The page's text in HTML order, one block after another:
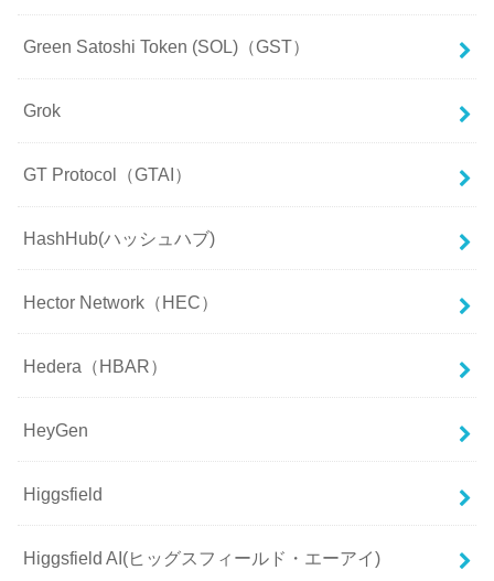
Green Satoshi Token (SOL)（GST）
Grok
GT Protocol（GTAI）
HashHub(ハッシュハブ)
Hector Network（HEC）
Hedera（HBAR）
HeyGen
Higgsfield
Higgsfield AI(ヒッグスフィールド・エーアイ)